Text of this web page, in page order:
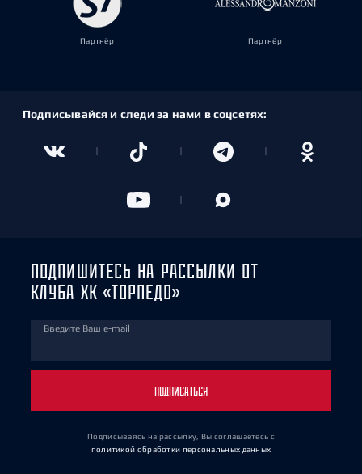
Партнёр Партнёр
Подписывайся и следи за нами в соцсетях:
ПОДПИШИТЕСЬ НА РАССЫЛКИ ОТ
КЛУБА ХК «ТОРПЕДО»
Введите Ваш e-mail
ПОДПИСАТЬСЯ
Подписываясь на рассылку, Вы соглашаетесь с
политикой обработки персональных данных